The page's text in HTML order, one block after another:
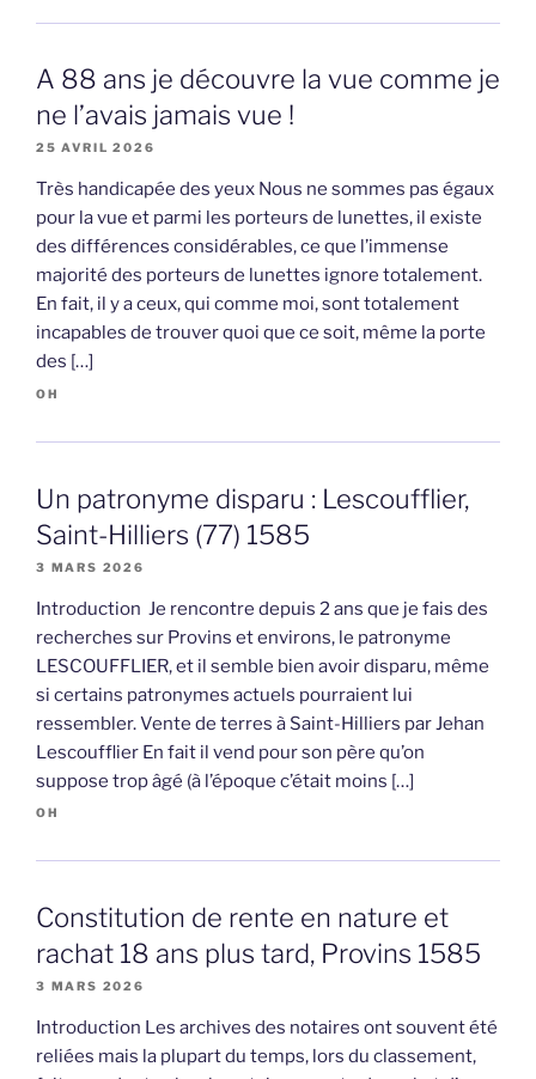
A 88 ans je découvre la vue comme je
ne l’avais jamais vue !
25 AVRIL 2026
Très handicapée des yeux Nous ne sommes pas égaux
pour la vue et parmi les porteurs de lunettes, il existe
des différences considérables, ce que l’immense
majorité des porteurs de lunettes ignore totalement.
En fait, il y a ceux, qui comme moi, sont totalement
incapables de trouver quoi que ce soit, même la porte
des […]
OH
Un patronyme disparu : Lescoufflier,
Saint-Hilliers (77) 1585
3 MARS 2026
Introduction Je rencontre depuis 2 ans que je fais des
recherches sur Provins et environs, le patronyme
LESCOUFFLIER, et il semble bien avoir disparu, même
si certains patronymes actuels pourraient lui
ressembler. Vente de terres à Saint-Hilliers par Jehan
Lescoufflier En fait il vend pour son père qu’on
suppose trop âgé (à l’époque c’était moins […]
OH
Constitution de rente en nature et
rachat 18 ans plus tard, Provins 1585
3 MARS 2026
Introduction Les archives des notaires ont souvent été
reliées mais la plupart du temps, lors du classement,